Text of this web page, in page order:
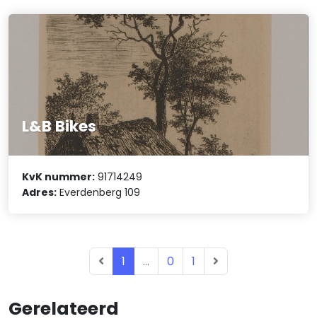
Gerelateerd
L&B Bikes
KvK nummer: 91714249
Adres: Everdenberg 109
1 ... 0 1